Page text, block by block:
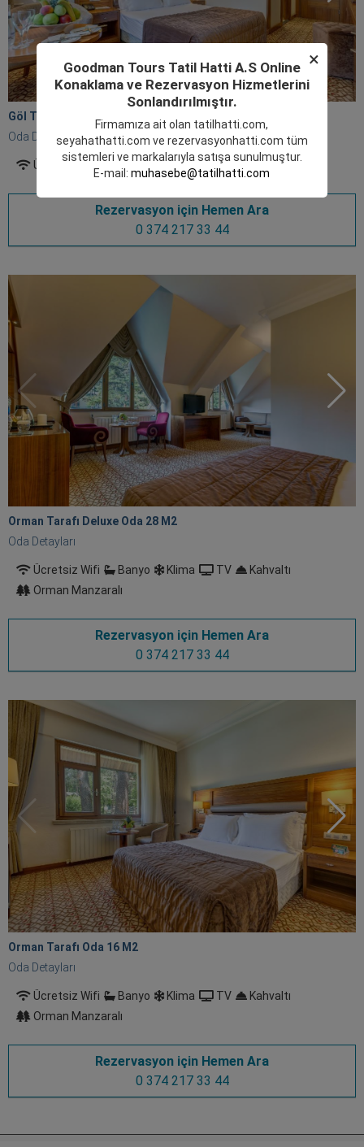
Göl Tarafı Oda 24 M
Oda Detayları
Ücretsiz Wifi Banyo Klima TV Kahvaltı
Rezervasyon için Hemen Ara
0 374 217 33 44
Orman Tarafı Deluxe Oda 28 M 2
Oda Detayları
Ücretsiz Wifi Banyo Klima TV
Kahvaltı
Orman Manzaralı
Rezervasyon için Hemen Ara
0 374 217 33 44
Orman Tarafı Oda 16 M 2
Oda Detayları
Ücretsiz Wifi Banyo Klima TV
Kahvaltı
Orman Manzaralı
Rezervasyon için Hemen Ara
0 374 217 33 44
×
Goodman Tours Tatil Hatti A.S Online
Konaklama ve Rezervasyon Hizmetlerini
Sonlandırılmıştır.
Firmamıza ait olan tatilhatti.com,
seyahathatti.com ve rezervasyonhatti.com tüm
sistemleri ve markalarıyla satışa sunulmuştur.
E-mail:muhasebe@tatilhatti.com